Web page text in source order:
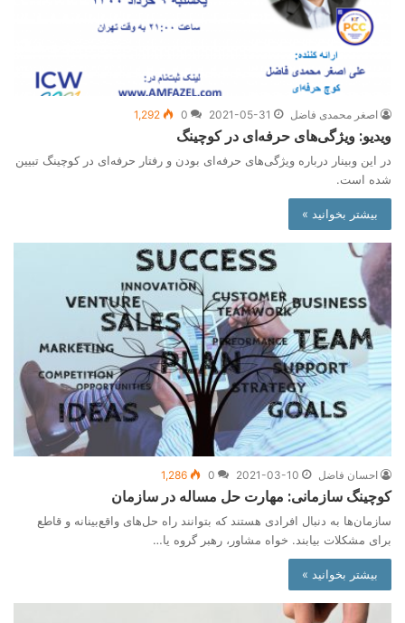
اصغر محمدی فاضل 2021-05-31
0
1,292
ویدیو: ویژگی‌های حرفه‌ای در کوچینگ
در این وبینار درباره ویژگی‌های حرفه‌ای بودن و رفتار حرفه‌ای در کوچینگ تبیین
شده است.
بیشتر بخوانید »
احسان فاضل 2021-03-10
0
1,286
کوچینگ سازمانی: مهارت حل مساله در سازمان
سازمان‌ها به دنبال افرادی هستند که بتوانند راه حل‌های واقع‌بینانه و قاطع
برای مشکلات بیابند. خواه مشاور، رهبر گروه یا…
بیشتر بخوانید »